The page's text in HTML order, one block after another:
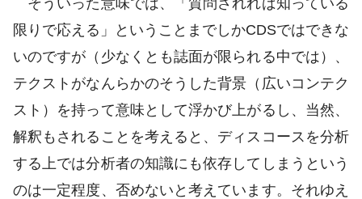
限りで応える」ということまでしかCDSではできな
いのですが（少なくとも誌面が限られる中では）、
テクストがなんらかのそうした背景（広いコンテク
スト）を持って意味として浮かび上がるし、当然、
解釈もされることを考えると、ディスコースを分析
する上では分析者の知識にも依存してしまうという
のは一定程度、否めないと考えています。それゆえ